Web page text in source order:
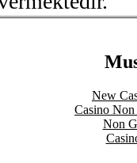
New
Casino Non
Non